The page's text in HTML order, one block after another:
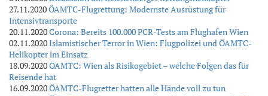
27.11.2020ÖAMTC-Flugrettung: Modernste Ausrüstung für
Intensivtransporte
20.11.2020Corona: Bereits 100.000 PCR-Tests am Flughafen Wien
02.11.2020Islamistischer Terror in Wien: Flugpolizei und ÖAMTC-
Helikopter im Einsatz
18.09.2020ÖAMTC: Wien als Risikogebiet – welche Folgen das für
Reisende hat
16.09.2020ÖAMTC-Flugretter hatten alle Hände voll zu tun